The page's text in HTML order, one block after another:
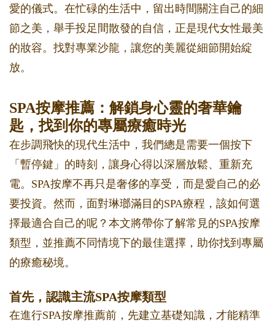
愛的儀式。在忙碌的生活中，留出時間關注自己的細
節之美，舉手投足間散發的自信，正是現代女性最美
的妝容。找對專業沙龍，讓您的美麗從細節開始綻
放。
SPA按摩推薦：解鎖身心靈的奢華鑰
匙，找到你的專屬療癒時光
在步調飛快的現代生活中，我們總是需要一個按下
「暫停鍵」的時刻，讓身心得以深層放鬆、重新充
電。SPA按摩不再只是奢侈的享受，而是愛自己的必
要投資。然而，面對琳瑯滿目的SPA療程，該如何選
擇最適合自己的呢？本文將帶你了解常見的SPA按摩
類型，並推薦不同情境下的最佳選擇，助你找到專屬
的療癒秘境。
首先，認識主流SPA按摩類型
在進行SPA按摩推薦前，先建立基礎知識，才能精準